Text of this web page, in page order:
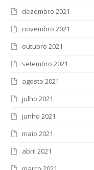
dezembro 2021
novembro 2021
outubro 2021
setembro 2021
agosto 2021
julho 2021
junho 2021
maio 2021
abril 2021